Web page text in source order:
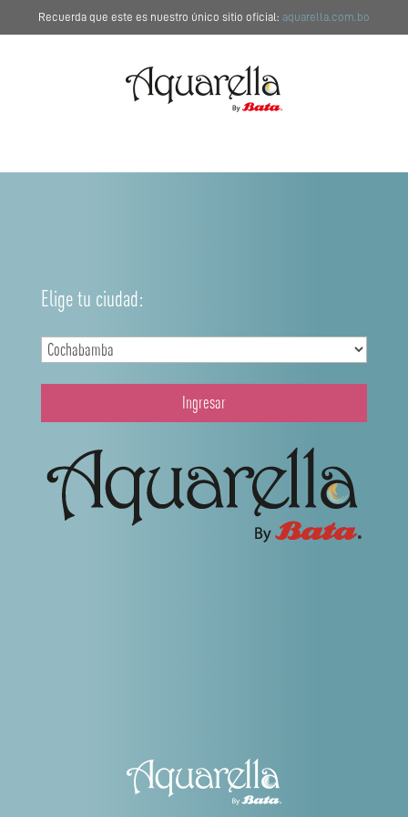
Recuerda que este es nuestro único sitio oficial: aquarella.com.bo
Elige tu ciudad:
Ingresar